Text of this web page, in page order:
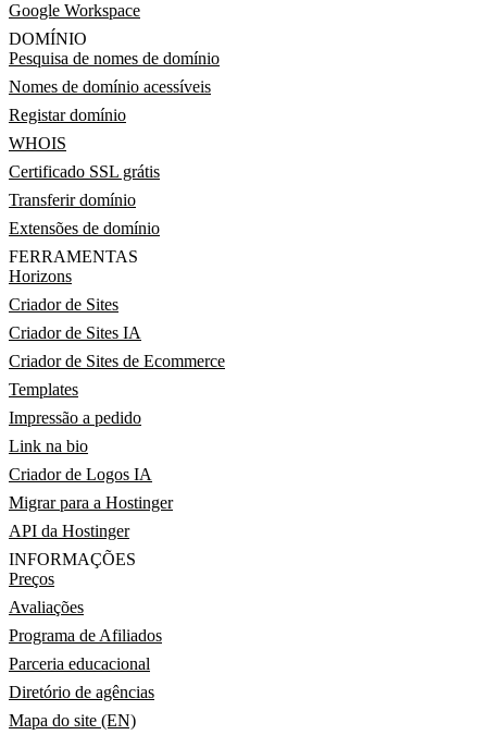
Google Workspace
DOMÍNIO
Pesquisa de nomes de domínio
Nomes de domínio acessíveis
Registar domínio
WHOIS
Certificado SSL grátis
Transferir domínio
Extensões de domínio
FERRAMENTAS
Horizons
Criador de Sites
Criador de Sites IA
Criador de Sites de Ecommerce
Templates
Impressão a pedido
Link na bio
Criador de Logos IA
Migrar para a Hostinger
API da Hostinger
INFORMAÇÕES
Preços
Avaliações
Programa de Afiliados
Parceria educacional
Diretório de agências
Mapa do site (EN)